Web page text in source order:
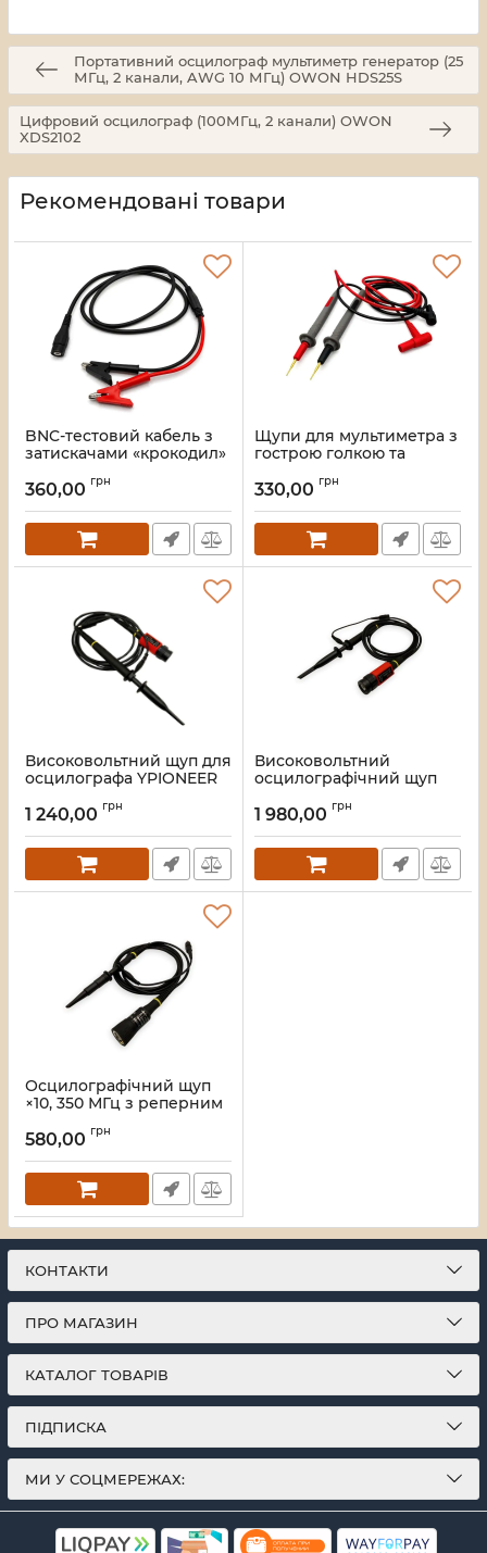
Портативний осцилограф мультиметр генератор (25
МГц, 2 канали, AWG 10 МГц) OWON HDS25S
Цифровий осцилограф (100МГц, 2 канали) OWON
XDS2102
Рекомендовані товари
BNC-тестовий кабель з
затискачами «крокодил»
P1064
Артикул:2535
360,00 грн
Щупи для мультиметра з
гострою голкою та
(100 см) YPIONEER P1214-5
Артикул:2534
330,00 грн
Високовольтний щуп для
осцилографа YPIONEER
В)
Артикул:2471
1 240,00 грн
Високовольтний
осцилографічний щуп
YPIONEER P4350
Артикул:2541
1 980,00 грн
Осцилографічний щуп
×10, 350 МГц з реперним
II) YPIONEER P2350B
Артикул:2540
580,00 грн
КОНТАКТИ
ПРО МАГАЗИН
КАТАЛОГ ТОВАРІВ
ПІДПИСКА
МИ У СОЦМЕРЕЖАХ: